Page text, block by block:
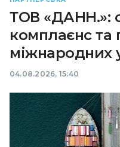
ТОВ «ДАНН.»:
комплаєнс та
міжнародних
04.08.2026, 15:40